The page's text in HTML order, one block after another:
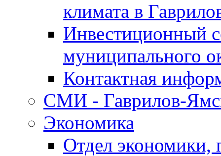
климата в
Инвестиционный
муниципального
Контактная
СМИ - Гаврилов-
Экономика
Отдел экономики,